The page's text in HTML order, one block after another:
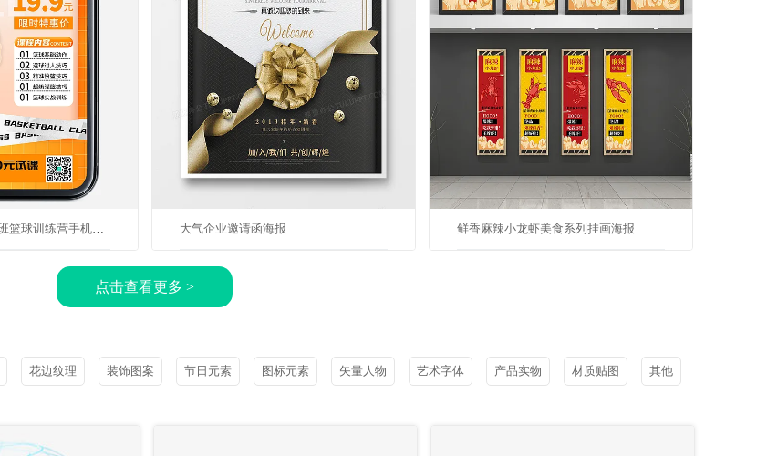
篮球暑期培训暑假班篮球训练营手机刷屏海报 大气企业邀请函海报 鲜香麻辣小龙虾美食系列挂画海报
点击查看更多 >
花边纹理 装饰图案 节日元素 图标元素 矢量人物 艺术字体 产品实物 材质贴图 其他